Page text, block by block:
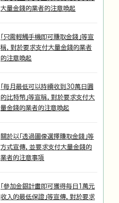
大量金錢的業者的注意喚起
「只需輕觸手機即可賺取金錢」等宣
稱，對於要求支付大量金錢的業者
的注意喚起
「每月最低可以持續收到30萬日圓
的比特幣」等宣稱，對於要求支付大
量金錢的業者的注意喚起
關於以「透過圖像選擇賺取金錢」等
方式宣傳，並要求支付大量金錢的
業者的注意事項
「參加金銀計畫即可獲得每日1萬元
收入的最低保證」等宣傳，對於要求